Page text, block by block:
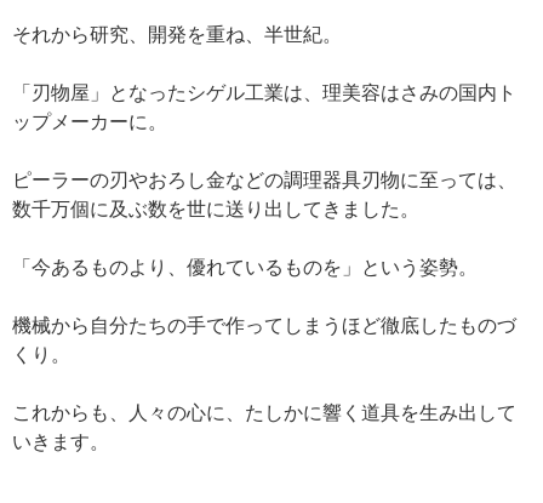
それから研究、開発を重ね、半世紀。
「刃物屋」となったシゲル工業は、理美容はさみの国内ト
ップメーカーに。
ピーラーの刃やおろし金などの調理器具刃物に至っては、
数千万個に及ぶ数を世に送り出してきました。
「今あるものより、優れているものを」という姿勢。
機械から自分たちの手で作ってしまうほど徹底したものづ
くり。
これからも、人々の心に、たしかに響く道具を生み出して
いきます。